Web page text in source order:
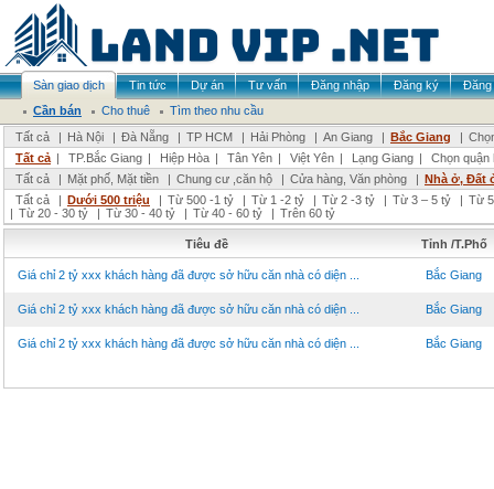
Sàn giao dịch Tin tức Dự án Tư vấn Đăng nhập Đăng ký
Đăng
Cần bán
Cho thuê
Tìm theo nhu cầu
Tất cả
| Hà Nội | Đà Nẵng | TP HCM | Hải Phòng | An Giang | Bắc Giang |
Tất cả | TP.Bắc Giang | Hiệp Hòa | Tân Yên | Việt Yên | Lạng Giang |
Chọn quận
Tất cả
| Mặt phố, Mặt tiền | Chung cư ,căn hộ | Cửa hàng, Văn phòng | Nhà ở, Đất
Tất cả
| Dưới 500 triệu | Từ 500 -1 tỷ | Từ 1 -2 tỷ | Từ 2 -3 tỷ | Từ 3 – 5 tỷ | Từ
| Từ 20 - 30 tỷ | Từ 30 - 40 tỷ | Từ 40 - 60 tỷ | Trên 60 tỷ
Tiêu đề Tỉnh /T.Phố
Giá chỉ 2 tỷ xxx khách hàng đã được sở hữu căn nhà có diện ... Bắc Giang
Giá chỉ 2 tỷ xxx khách hàng đã được sở hữu căn nhà có diện ... Bắc Giang
Giá chỉ 2 tỷ xxx khách hàng đã được sở hữu căn nhà có diện ... Bắc Giang